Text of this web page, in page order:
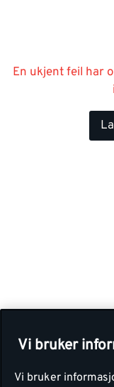
En ukjent feil har
Vi bruker
Vi bruker